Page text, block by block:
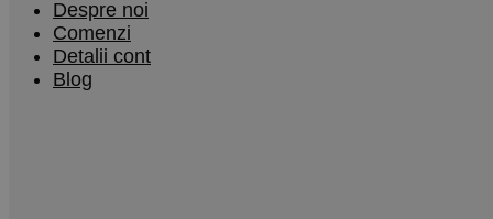
Despre noi
Comenzi
Detalii cont
Blog